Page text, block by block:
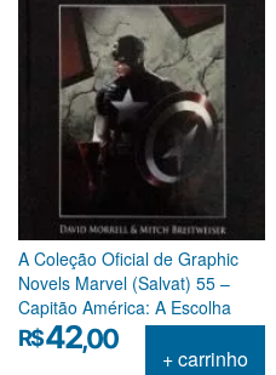
A Coleção Oficial de Graphic
Novels Marvel (Salvat) 55 –
Capitão América: A Escolha
R$42,00
+ carrinho